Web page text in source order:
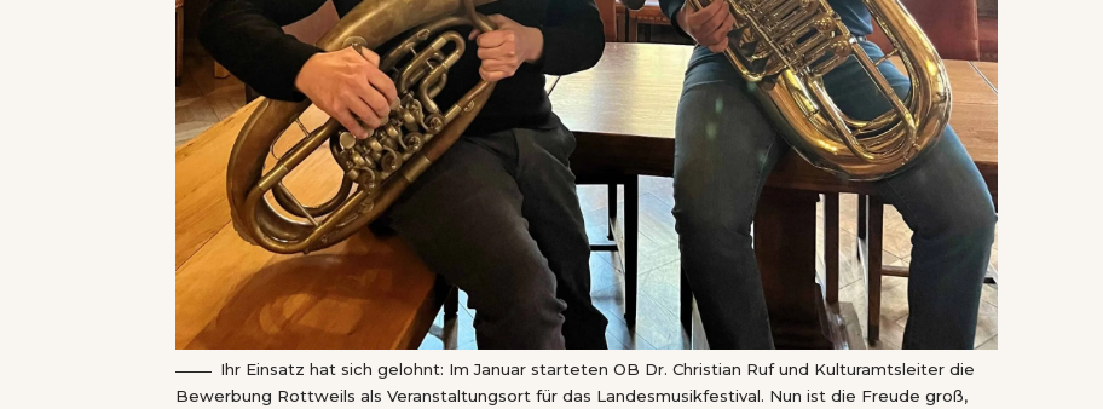
Ihr Einsatz hat sich gelohnt: Im Januar starteten OB Dr. Christian Ruf und Kulturamtsleiter die
Bewerbung Rottweils als Veranstaltungsort für das Landesmusikfestival. Nun ist die Freude groß,